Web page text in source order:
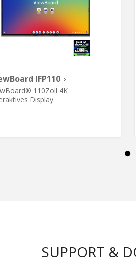
IFP110
110Zoll 4K
Display
SUPPORT &